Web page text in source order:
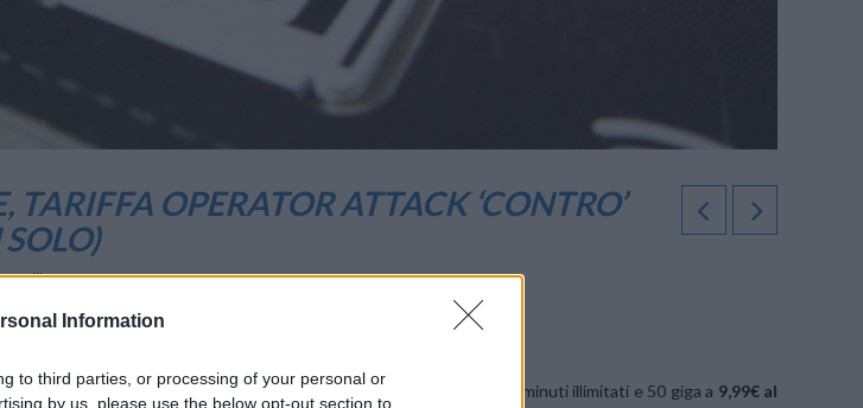
Information
to third parties, or processing of your personal or
by us, please use the below opt-out section to
TARIFFA OPERATOR ATTACK ‘CONTRO’
per il listino delle offerte Special con Gettone.
una nuova offerta operator attack:Special Minuti 50 Giga con minuti illimitati e 50 giga a 9,99€ al